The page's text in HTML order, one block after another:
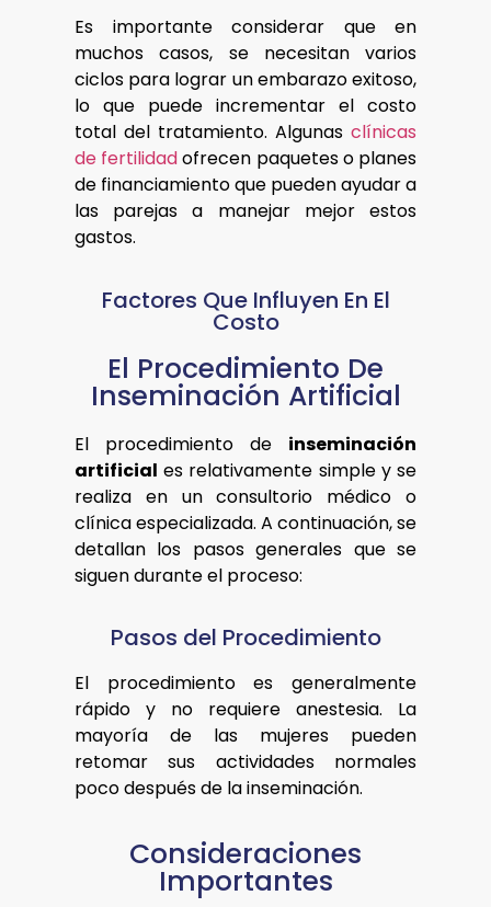
Es importante considerar que en
muchos casos, se necesitan varios
ciclos para lograr un embarazo exitoso,
lo que puede incrementar el costo
total del tratamiento. Algunas clínicas
de fertilidadofrecen paquetes o planes
de financiamiento que pueden ayudar a
las parejas a manejar mejor estos
gastos.
Factores Que Influyen En El
Costo
El Procedimiento De
Inseminación Artificial
El procedimiento de inseminación
artificial es relativamente simple y se
realiza en un consultorio médico o
clínica especializada. A continuación, se
detallan los pasos generales que se
siguen durante el proceso:
Pasos del Procedimiento
El procedimiento es generalmente
rápido y no requiere anestesia. La
mayoría de las mujeres pueden
retomar sus actividades normales
poco después de la inseminación.
Consideraciones
Importantes